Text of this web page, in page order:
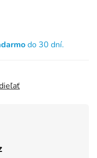
do 30 dní.